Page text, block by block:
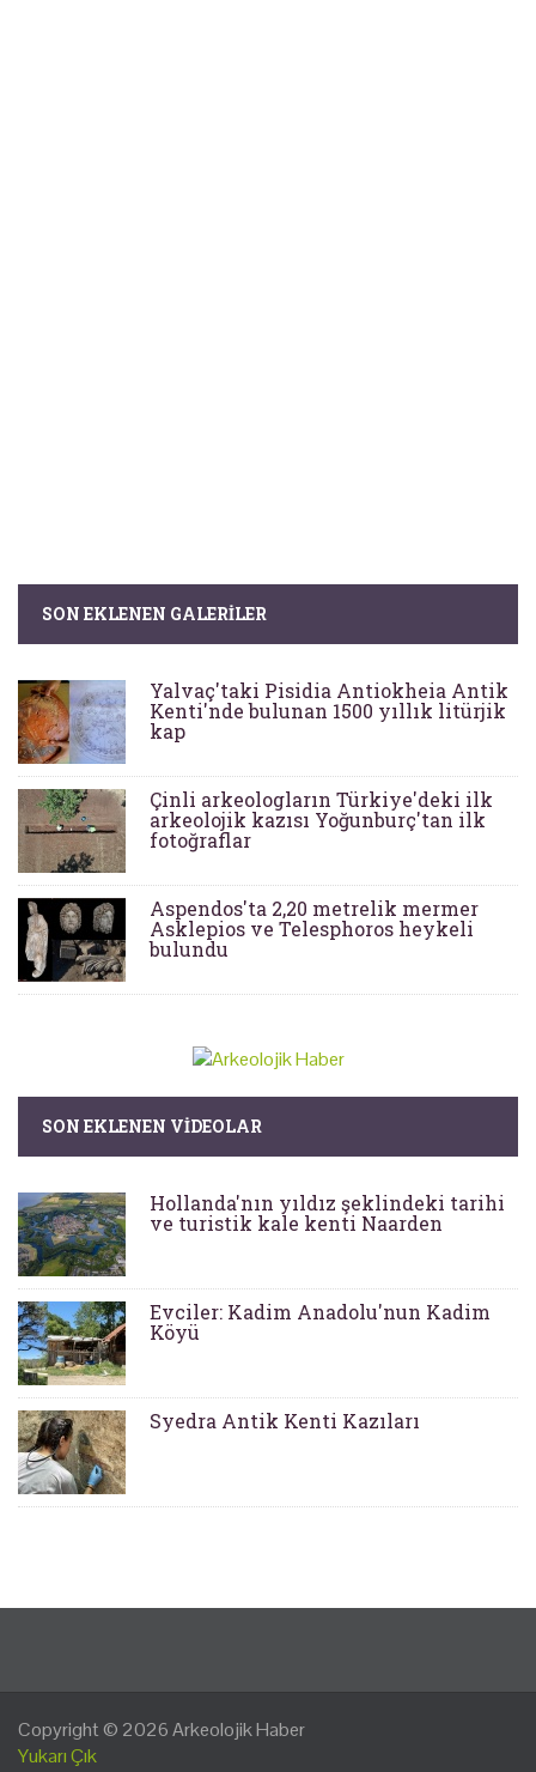
SON EKLENEN GALERILER
Yalvaç'taki Pisidia Antiokheia Antik
Kenti'nde bulunan 1500 yıllık litürjik
kap
Çinli arkeologların Türkiye'deki ilk
arkeolojik kazısı Yoğunburç'tan ilk
fotoğraflar
Aspendos'ta 2,20 metrelik mermer
Asklepios ve Telesphoros heykeli
bulundu
SON EKLENEN VIDEOLAR
Hollanda'nın yıldız şeklindeki tarihi
ve turistik kale kenti Naarden
Evciler: Kadim Anadolu'nun Kadim
Köyü
Syedra Antik Kenti Kazıları
Copyright © 2026Arkeolojik Haber
Yukarı Çık